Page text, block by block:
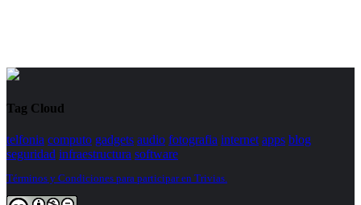
Tag Cloud
telfonia computo gadgets audio fotografia internet apps blog
seguridad infraestructura software
Términos y Condiciones para participar en Trivias.